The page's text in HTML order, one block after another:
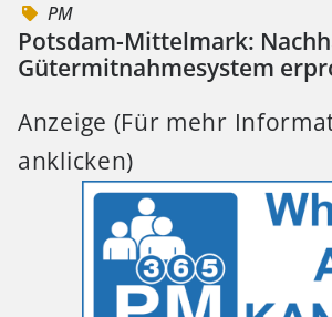
PM
Potsdam-Mittelmark:
Gütermitnahmesystem
Anzeige (Für mehr
anklicken)